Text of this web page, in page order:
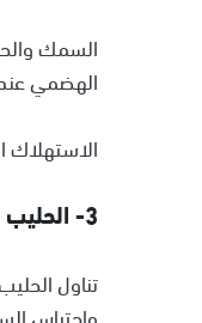
السمك
الهضمي
3- الحليب والأطعمة المالحة
تناول